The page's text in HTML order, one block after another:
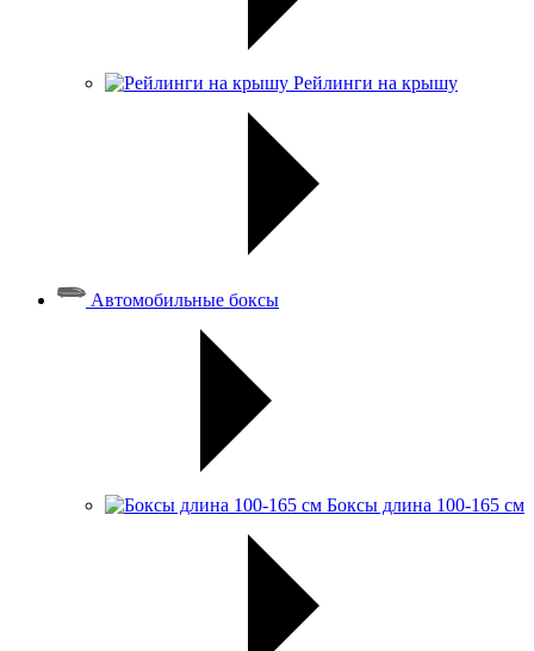
Рейлинги на крышу
Автомобильные боксы
Боксы длина 100-165 см